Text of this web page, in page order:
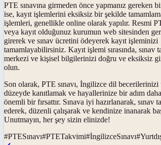
PTE sınavına girmeden önce yapmanız gereken
ise, kayıt işlemlerini eksiksiz bir şekilde
işlemleri, genellikle online olarak yapılır. Resmi
veya kayıt olduğunuz kurumun web sitesinden
girerek ve sınav ücretini ödeyerek kayıt işleminizi
tamamlayabilirsiniz. Kayıt işlemi sırasında, sınav
merkezi ve kişisel bilgilerinizi doğru ve eksiksiz
olun.
Son olarak, PTE sınavı, İngilizce dil becerilerinizi
düzeyde kanıtlamak ve hayallerinize bir adım
önemli bir fırsattır. Sınava iyi hazırlanarak, sınav
ederek, düzenli çalışarak ve kendinize inanarak
Unutmayın, her şey sizin elinizde!
#PTESınavı#PTETakvimi#İngilizceSınavı#